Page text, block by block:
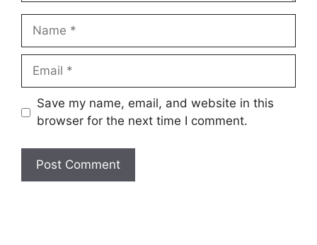
Save my name, email, and website in this
browser for the next time I comment.